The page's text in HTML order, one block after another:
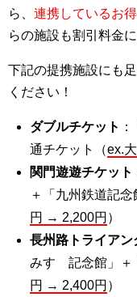
ら、 連携しているお
らの施設も割引料金
下記の提携施設にも
ください！
ダブルチケット
通チケット（ex.
関門遊遊チケット
＋「九州鉄道記
円 → 2,200円 ）
長州路トライアン
みすゞ記念館」
円 → 2,400円 ）